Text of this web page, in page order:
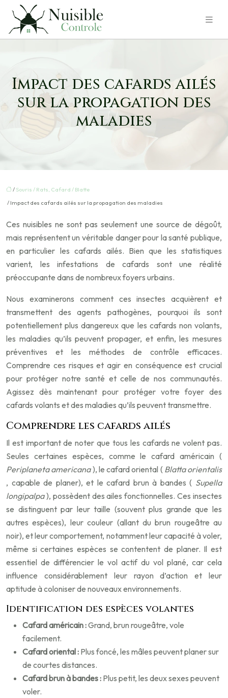
Impact des cafards ailés
sur la propagation des
maladies
/ Souris / Rats, Cafard / Blatte
/ Impact des cafards ailés sur la propagation des maladies
Ces nuisibles ne sont pas seulement une source de dégoût,
mais représentent un véritable danger pour la santé publique,
en particulier les cafards ailés. Bien que les statistiques
varient, les infestations de cafards sont une réalité
préoccupante dans de nombreux foyers urbains.
Nous examinerons comment ces insectes acquièrent et
transmettent des agents pathogènes, pourquoi ils sont
potentiellement plus dangereux que les cafards non volants,
les maladies qu’ils peuvent propager, et enfin, les mesures
préventives et les méthodes de contrôle efficaces.
Comprendre ces risques et agir en conséquence est crucial
pour protéger notre santé et celle de nos communautés.
Agissez dès maintenant pour protéger votre foyer des
cafards volants et des maladies qu’ils peuvent transmettre.
Comprendre les cafards ailés
Il est important de noter que tous les cafards ne volent pas.
Seules certaines espèces, comme le cafard américain (
Periplaneta americana), le cafard oriental ( Blatta orientalis
, capable de planer), et le cafard brun à bandes ( Supella
longipalpa), possèdent des ailes fonctionnelles. Ces insectes
se distinguent par leur taille (souvent plus grande que les
autres espèces), leur couleur (allant du brun rougeâtre au
noir), et leur comportement, notamment leur capacité à voler,
même si certaines espèces se contentent de planer. Il est
essentiel de différencier le vol actif du vol plané, car cela
influence considérablement leur rayon d’action et leur
aptitude à coloniser de nouveaux environnements.
Identification des espèces volantes
Cafard américain :Grand, brun rougeâtre, vole
facilement.
Cafard oriental : Plus foncé, les mâles peuvent planer sur
de courtes distances.
Cafard brun à bandes : Plus petit, les deux sexes peuvent
voler.